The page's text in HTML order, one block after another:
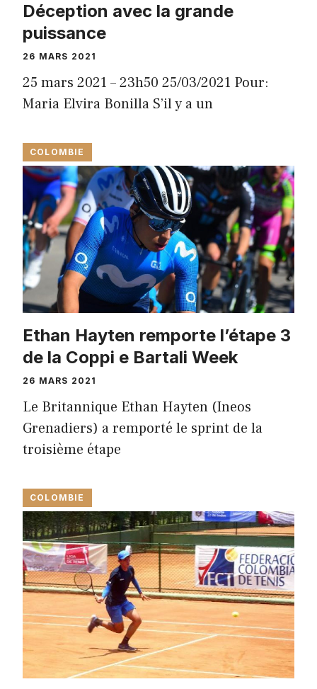
Déception avec la grande
puissance
26 MARS 2021
25 mars 2021 – 23h50 25/03/2021 Pour:
Maria Elvira Bonilla S’il y a un
COLOMBIE
Ethan Hayten remporte l’étape 3
de la Coppi e Bartali Week
26 MARS 2021
Le Britannique Ethan Hayten (Ineos
Grenadiers) a remporté le sprint de la
troisième étape
COLOMBIE